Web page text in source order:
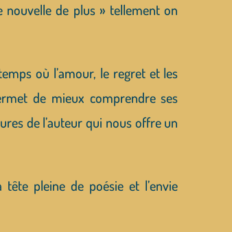
de plus » tellement on
où l’amour, le regret et les
de mieux comprendre ses
de l’auteur qui nous offre un
pleine de poésie et l’envie